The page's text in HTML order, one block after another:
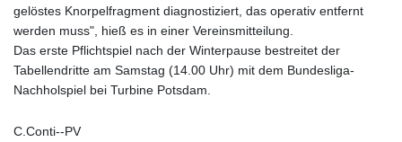
gelöstes Knorpelfragment diagnostiziert, das operativ entfernt
werden muss", hieß es in einer Vereinsmitteilung.
Das erste Pflichtspiel nach der Winterpause bestreitet der
Tabellendritte am Samstag (14.00 Uhr) mit dem Bundesliga-
Nachholspiel bei Turbine Potsdam.
C.Conti--PV